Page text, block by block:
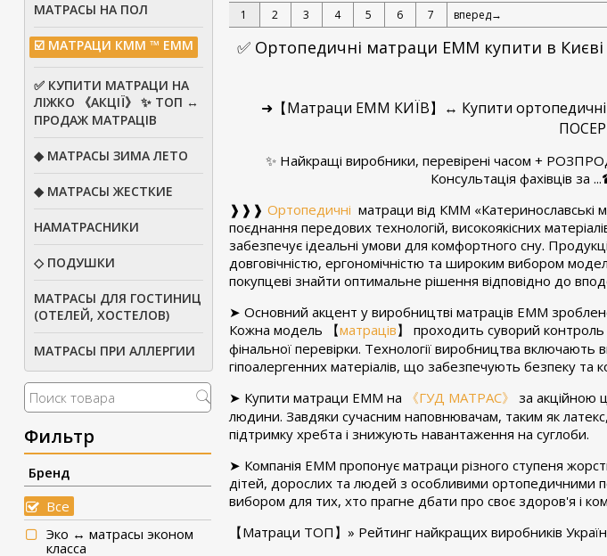
МАТРАСЫ НА ПОЛ
☑️ МАТРАЦИ КММ ™ ЕММ
✅ КУПИТИ МАТРАЦИ НА
ЛІЖКО 《АКЦІЇ》 ✨ ТОП ↔
ПРОДАЖ МАТРАЦІВ
◆ МАТРАСЫ ЗИМА ЛЕТО
◆ МАТРАСЫ ЖЕСТКИЕ
НАМАТРАСНИКИ
◇ ПОДУШКИ
МАТРАСЫ ДЛЯ ГОСТИНИЦ
(ОТЕЛЕЙ, ХОСТЕЛОВ)
МАТРАСЫ ПРИ АЛЛЕРГИИ
Фильтр
Бренд
Все
Эко ↔ матрасы эконом
класса
1 2 3 4 5 6 7 вперед→
✅ Ортопедичнi матраци ЕММ купити в
➜【Матраци ЕММ КИЇВ】↔ Купити
✨ Найкращi виробники, перевiренi часом +
Консультацiя фахiвцiв за
❱❱❱ Ортопедичнi матраци вiд КММ «Катеринославські
поєднання передових технологiй, високоякiсних
забезпечує iдеальнi умови для комфортного сну.
довговiчнiстю, ергономiчнiстю та широким вибором
покупцевi знайти оптимальне рiшення вiдповiдно до
➤ Основний акцент у виробництвi матрацiв ЕММ
Кожна модель 【матраців】
проходить суворий
фiнальної перевiрки. Технологiї виробництва включають
гіпоалергенних матерiалiв, що забезпечують безпеку та
➤ Купити матраци ЕММ на
《ГУД МАТРАС》 за акцiйною
людини. Завдяки сучасним наповнювачам, таким як
пiдтримку хребта i знижують навантаження на суглоби.
➤ Компанiя ЕММ пропонує матраци рiзного ступеня
дiтей, дорослих та людей з особливими ортопедичними
вибором для тих, хто прагне дбати про своє здоров'я i
【Матраци ТОП】» Рейтинг найкращих виробникiв